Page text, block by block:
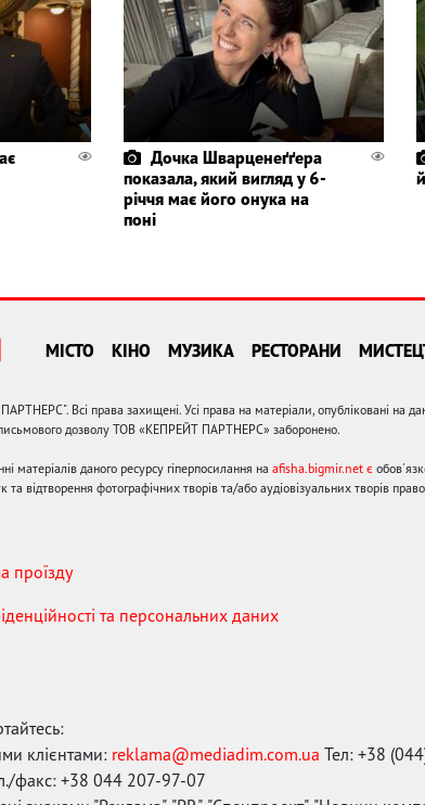
Дочка Шварценеґґера
показала, який вигляд у 6-
річчя має його онука на
поні
МІСТО КІНО МУЗИКА РЕСТОРАНИ
Всі права захищені. Усі права на матеріали, опубліковані на
письмового дозволу ТОВ «КЕПРЕЙТ ПАРТНЕРС» заборонено.
матеріалів даного ресурсу гіперпосилання на afisha.bigmir.net є
відтворення фотографічних творів та/або аудіовізуальних творів
проїзду
та персональних даних
клієнтами: reklama@mediadim.com.ua Тел: +38
факс: +38 044 207-97-07